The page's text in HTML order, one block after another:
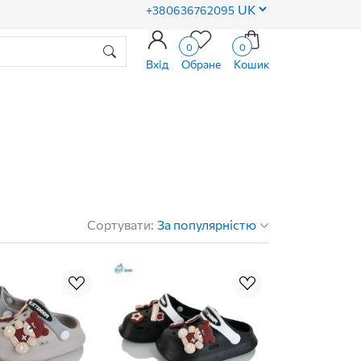
+380636762095
Вхід
0
Обране
0
Кошик
Сортувати: За популярністю